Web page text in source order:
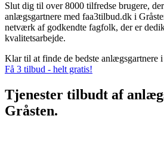
Slut dig til over 8000 tilfredse brugere,
anlægsgartnere med faa3tilbud.dk i
netværk af godkendte fagfolk, der er
kvalitetsarbejde.
Klar til at finde de bedste anlægsgartnere
Få 3 tilbud - helt gratis!
Tjenester tilbudt af
Gråsten.